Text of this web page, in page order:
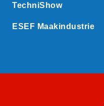
TechniShow
ESEF Maakindustrie